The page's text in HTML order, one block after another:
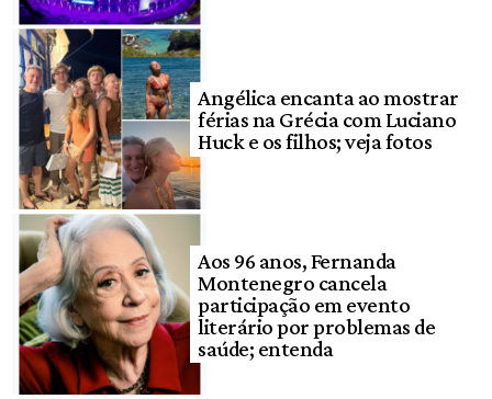
Angélica encanta ao mostrar
férias na Grécia com Luciano
Huck e os filhos; veja fotos
Aos 96 anos, Fernanda
Montenegro cancela
participação em evento
literário por problemas de
saúde; entenda